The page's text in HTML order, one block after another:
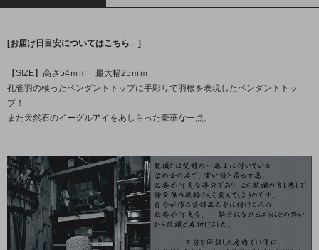
[お届け日目安についてはこちら←]
【SIZE】高さ54ｍｍ 最大幅25ｍｍ
孔雀羽の模ったペンダントトップに手彫りで羽根を表現したペンダントトッ
プ！
また天然石のイーグルアイをあしらった豪華な一点。